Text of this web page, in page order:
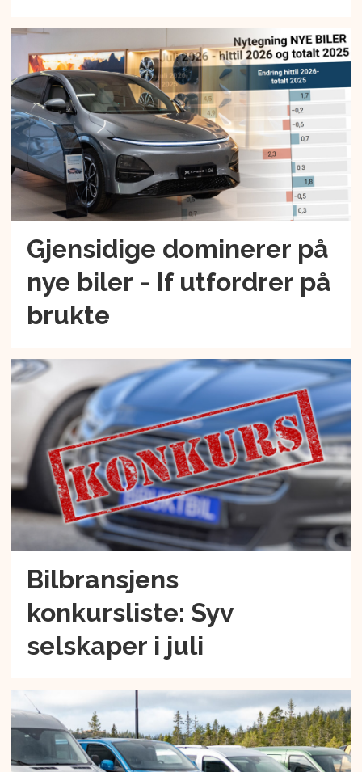
Gjensidige dominerer på
nye biler - If utfordrer på
brukte
Bilbransjens
konkursliste: Syv
selskaper i juli